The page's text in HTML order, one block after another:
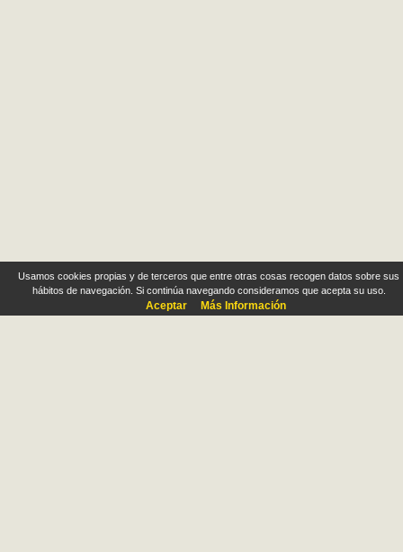
Usamos cookies propias y de terceros que entre otras cosas recogen datos sobre sus
hábitos de navegación. Si continúa navegando consideramos que acepta su uso.
Aceptar Más Información